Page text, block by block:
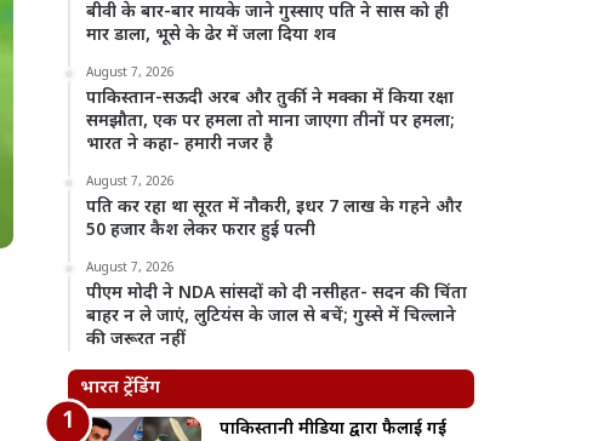
बीवी के बार-बार मायके जाने गुस्साए पति ने सास को ही
मार डाला, भूसे के ढेर में जला दिया शव
August 7, 2026
पाकिस्तान-सऊदी अरब और तुर्की ने मक्का में किया रक्षा
समझौता, एक पर हमला तो माना जाएगा तीनों पर हमला;
भारत ने कहा- हमारी नजर है
August 7, 2026
पति कर रहा था सूरत में नौकरी, इधर 7 लाख के गहने और
50 हजार कैश लेकर फरार हुई पत्नी
August 7, 2026
पीएम मोदी ने NDA सांसदों को दी नसीहत- सदन की चिंता
बाहर न ले जाएं, लुटियंस के जाल से बचें; गुस्से में चिल्लाने
की जरूरत नहीं
भारत ट्रेंडिंग
पाकिस्तानी मीडिया द्वारा फैलाई गई